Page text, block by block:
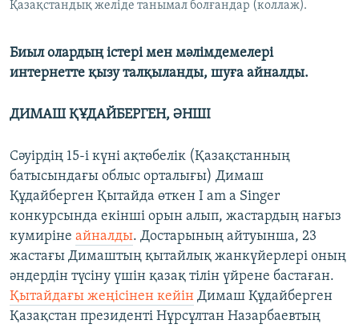
Қазақстандық желіде танымал болғандар (коллаж).
Биыл олардың істері мен мәлімдемелері
интернетте қызу талқыланды, шуға айналды.
ДИМАШ ҚҰДАЙБЕРГЕН, ӘНШІ
​Сәуірдің 15-і күні ақтөбелік (Қазақстанның
батысындағы облыс орталығы) Димаш
Құдайберген Қытайда өткен I am a Singer
конкурсында екінші орын алып, жастардың нағыз
кумиріне айналды. Достарының айтуынша, 23
жастағы Димаштың қытайлық жанкүйерлері оның
әндердін түсіну үшін қазақ тілін үйрене бастаған.
Қытайдағы жеңісінен кейін Димаш Құдайберген
Қазақстан президенті Нұрсұлтан Назарбаевтың